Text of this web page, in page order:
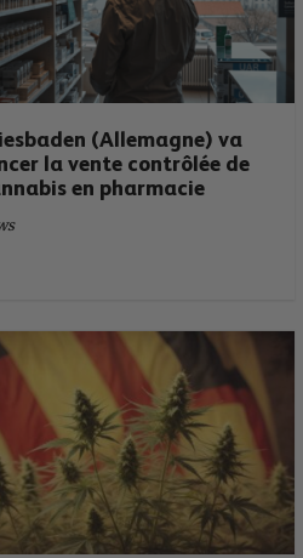
(Allemagne) va
la vente contrôlée de
en pharmacie